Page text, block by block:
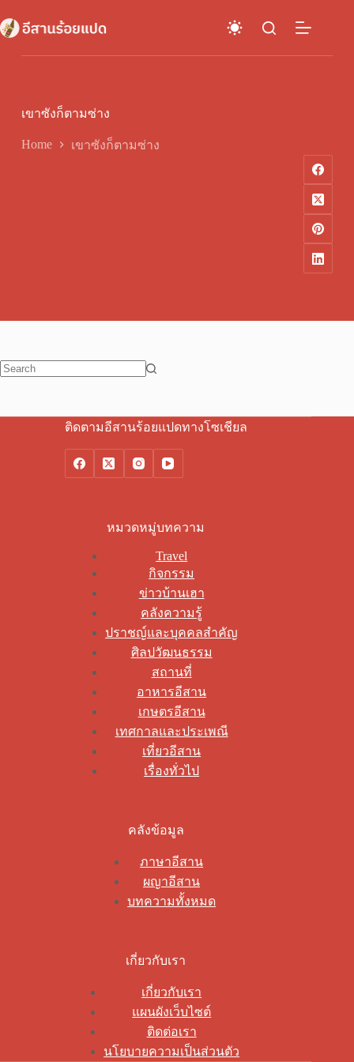
to
content
เขาซังก็ตามซ่าง
Home เขาซังก็ตามซ่าง
ติดตามอีสานร้อยแปดทางโซเชียล
หมวดหมู่บทความ
Travel
กิจกรรม
ข่าวบ้านเฮา
คลังความรู้
ปราชญ์และบุคคลสำคัญ
ศิลปวัฒนธรรม
สถานที่
อาหารอีสาน
เกษตรอีสาน
เทศกาลและประเพณี
เที่ยวอีสาน
เรื่องทั่วไป
คลังข้อมูล
ภาษาอีสาน
ผญาอีสาน
บทความทั้งหมด
เกี่ยวกับเรา
เกี่ยวกับเรา
แผนผังเว็บไซต์
ติดต่อเรา
นโยบายความเป็นส่วนตัว